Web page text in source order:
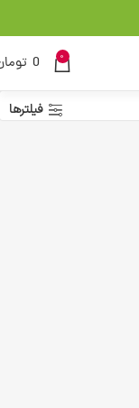
0
0
فیلترها